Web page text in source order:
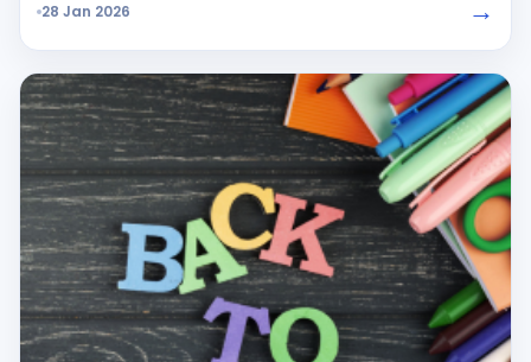
28 Jan 2026 →